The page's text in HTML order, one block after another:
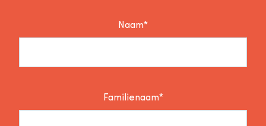
Naam*
Familienaam*